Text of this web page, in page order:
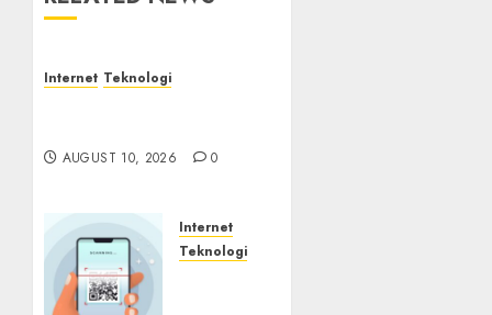
Internet Teknologi
AUGUST 10, 2026 0
Internet
Teknologi